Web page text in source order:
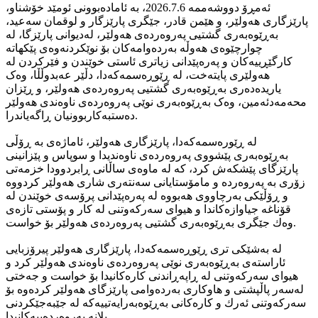
ئەمڕۆ دووشەممە 2026.7.6، بە ئامادەبوونی ئومێد خۆشناو،
پارێزگاری هەولێر، و هێمن قادر، جێگری پارێزگار و لوقمان سەعید،
بەڕێوەبەری گشتیی پەروەردەی هەولێر، لەدیوانی پارێزگا، لە
چوارچێوەی هەوڵە بەردەوامەکان بۆ نوێکردنەوەی پێکهاتە
کارگێڕییەکان و پەرەپێدانی زیاتری ئاستی خوێندن و فێرکردن لە
هەولێری پایتەخت، لە ڕێوڕەسمەکەدا، دڵێر عەبدوڵڵا، وەک
یاریدەدەری بەڕێوەبەری گشتیی پەروەردەی هەولێر، و ڕێزان
محەمەدئەمین، وەک بەڕێوەبەری نوێی پەروەردەی ناوەندی هەولێر
دەستبەکاربوونیان ڕاگەیاندرا.
لە ڕێورەسمەکەدا، پارێزگاری هەولێر، ئاماژەی بە ڕۆڵی
بەڕێوەبەری پێشووى پەروەردەی ناوەندیدا و سوپاس و پێزانینی
پارێزگای پێشكەش کرد، کە لە ماوەى ساڵانى ڕابردوودا خزمەتى
زۆرى بە پەروەردە و مامۆستایانی سەنتەری شاری هەولێر کردووە
و ڕۆڵێکی بەرچاووى هەبووە لە پەرەپێدانی پرۆسەی خوێندن لە
قۆناغە جیاوازەکاندا و هیوای سەرکەوتنى لە کار و پۆستى تازەی
وەك جێگری بەڕێوەبەری گشتیی پەروەردەی هەولێر بۆ خواست.
له بەشێکی تری ڕێوڕەسمەکەدا، پارێزگاری هەولێر پیرۆزبایی
ئاراستەی بەڕێوەبەری نوێی پەروەردەی ناوەندی ھەولێر كرد و
هیوای سەرکەوتنی لە ڕاپەڕاندنی کارەکانیدا بۆ خواست و جەختی
لەسەر پاڵپشتی و هاوکاری بەردەوامی پارێزگای هەولێر کردەوە بۆ
سەرکەوتنی ئەرك و كارەكانی بەڕێوەبەرایەتییەکە لە جێبەجێکردنی